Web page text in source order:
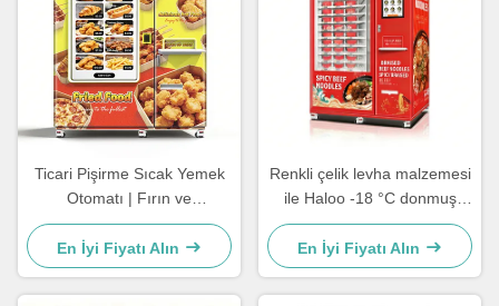
Ticari Pişirme Sıcak Yemek
Otomatı | Fırın ve
Mikrodalga Çift Isıtma Akıllı
Yiyecek Satış Çözümü
En İyi Fiyatı Alın
Renkli çelik levha malzemesi
ile Haloo -18 °C donmuş
erişte satış makinesi,
mikrodalga fırını, 35 saniye
boyunca buharla ısıtma,
servis
En İyi Fiyatı Alın